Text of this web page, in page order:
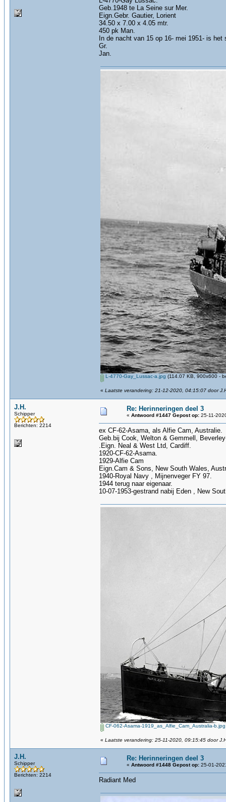
Geb.1948 te La Seine sur Mer.
Eign.Gebr. Gautier, Lorient
34.50 x 7.00 x 4.05 mtr.
450 pk Man.
In de nacht van 15 op 16- mei 1951- is
Gr.
Jan.
L-4770-Gay_Lussac-a.jpg (114.07 KB, 900x600 -
« Laatste verandering: 21-12-2020, 04:15:07 door
J.H.
Schipper
Berichten: 2214
Re: Herinneringen deel 3
« Antwoord #1447 Gepost op: 25-11-
ex CF-62-Asama, als Alfie Cam, Australie.
Geb.bij Cook, Welton & Gemmell,
.Eign. Neal & West Ltd, Cardiff.
1920-CF-62-Asama.
1929-Alfie Cam
Eign.Cam & Sons, New South Wales,
1940-Royal Navy , Mijnenveger FY 97.
1944 terug naar eigenaar.
10-07-1953-gestrand nabij Eden , New
CF-062-Asama-1919_as_Alfie_Cam_Australia-b.jpg
« Laatste verandering: 25-11-2020, 09:15:45 door
J.H.
Schipper
Berichten: 2214
Re: Herinneringen deel 3
« Antwoord #1448 Gepost op: 25-01-
Radiant Med